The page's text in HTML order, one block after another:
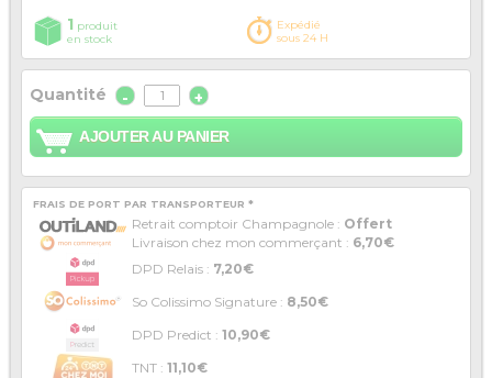
1 produit
en stock
Expédié
sous 24 H
Quantité - +
AJOUTER AU PANIER
FRAIS DE PORT PAR TRANSPORTEUR *
Retrait comptoir Champagnole : Offert
Livraison chez mon commerçant : 6,70€
DPD Relais : 7,20€
So Colissimo Signature : 8,50€
DPD Predict : 10,90€
TNT : 11,10€